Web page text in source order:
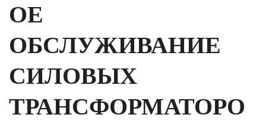
ОЕ
ОБСЛУЖИВАНИЕ
СИЛОВЫХ
ТРАНСФОРМАТОРО